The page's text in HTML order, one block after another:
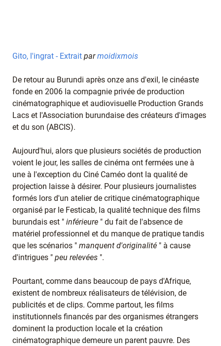
Gito, l'ingrat - Extrait parmoidixmois
De retour au Burundi après onze ans d'exil, le cinéaste
fonde en 2006 la compagnie privée de production
cinématographique et audiovisuelle Production Grands
Lacs et l'Association burundaise des créateurs d'images
et du son (ABCIS).
Aujourd'hui, alors que plusieurs sociétés de production
voient le jour, les salles de cinéma ont fermées une à
une à l'exception du Ciné Caméo dont la qualité de
projection laisse à désirer. Pour plusieurs journalistes
formés lors d'un atelier de critique cinématographique
organisé par le Festicab, la qualité technique des films
burundais est " inférieure " du fait de l'absence de
matériel professionnel et du manque de pratique tandis
que les scénarios " manquent d'originalité " à cause
d'intrigues " peu relevées ".
Pourtant, comme dans beaucoup de pays d'Afrique,
existent de nombreux réalisateurs de télévision, de
publicités et de clips. Comme partout, les films
institutionnels financés par des organismes étrangers
dominent la production locale et la création
cinématographique demeure un parent pauvre. Des